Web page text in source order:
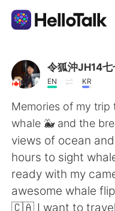
App di scambio
AI Grammar
Italiano
English
令狐沖JH14
EN KR
Memories of my trip
whale 🐳 and the
views of ocean
hours to sight
ready with my
awesome whale
🇨🇦 I want to